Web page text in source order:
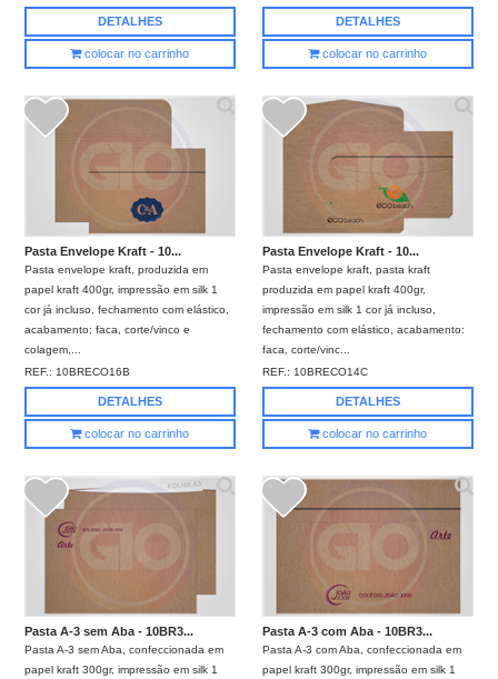
DETALHES
colocar no carrinho
DETALHES
colocar no carrinho
Pasta Envelope Kraft - 10...
Pasta envelope kraft, produzida em
papel kraft 400gr, impressão em silk 1
cor já incluso, fechamento com elástico,
acabamento: faca, corte/vinco e
colagem,...
REF.: 10BRECO16B
DETALHES
colocar no carrinho
Pasta Envelope Kraft - 10...
Pasta envelope kraft, pasta kraft
produzida em papel kraft 400gr,
impressão em silk 1 cor já incluso,
fechamento com elástico, acabamento:
faca, corte/vinc...
REF.: 10BRECO14C
DETALHES
colocar no carrinho
Pasta A-3 sem Aba - 10BR3...
Pasta A-3 sem Aba, confeccionada em
papel kraft 300gr, impressão em silk 1
Pasta A-3 com Aba - 10BR3...
Pasta A-3 com Aba, confeccionada em
papel kraft 300gr, impressão em silk 1